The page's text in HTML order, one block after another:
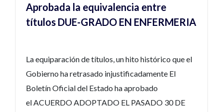
Aprobada la equivalencia entre
títulos DUE-GRADO EN ENFERMERIA
La equiparación de títulos, un hito histórico que el
Gobierno ha retrasado injustificadamente El
Boletín Oficial del Estado ha aprobado
el ACUERDO ADOPTADO EL PASADO 30 DE